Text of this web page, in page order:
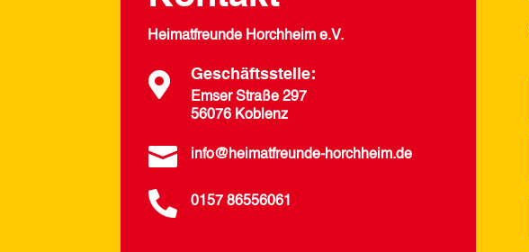
Heimatfreunde Horchheim e.V.
 Geschäftsstelle:
Emser Straße 297
56076 Koblenz
 info@heimatfreunde-horchheim.de
 0157 86556061